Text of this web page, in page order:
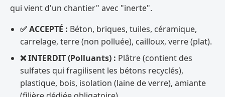
qui vient d'un chantier" avec "inerte".
✅ ACCEPTÉ : Béton, briques, tuiles, céramique,
carrelage, terre (non polluée), cailloux, verre (plat).
❌ INTERDIT (Polluants) : Plâtre (contient des
sulfates qui fragilisent les bétons recyclés),
plastique, bois, isolation (laine de verre), amiante